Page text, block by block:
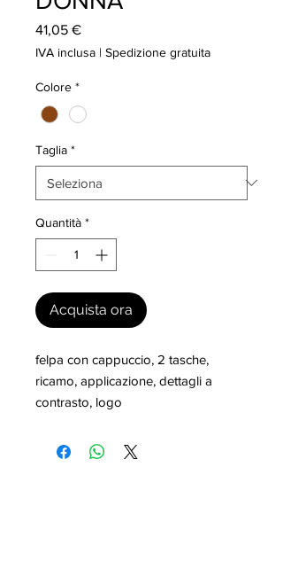
41,05 €Prezzo
IVA inclusa | Spedizione gratuita
Colore *
Taglia *
Quantità *
Acquista ora
felpa con cappuccio, 2 tasche,
ricamo, applicazione, dettagli a
contrasto, logo